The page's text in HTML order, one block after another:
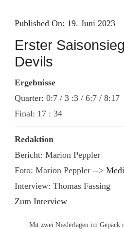
content
Published On: 19. Juni 2023
Erster
Devils
Ergebnisse
Quarter: 0:7 / 3 :3 / 6:7 / 8:17
Final: 17 : 34
Redaktion
Bericht: Marion Peppler
Foto: Marion Peppler -->
Interview: Thomas Fassing
Zum Interview
Mit zwei Niederlagen im Gepäck